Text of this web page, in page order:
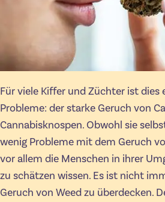
Für viele Kiffer und Züchter ist dies
Probleme: der starke Geruch von
Cannabisknospen. Obwohl sie
wenig Probleme mit dem Geruch
vor allem die Menschen in ihrer
zu schätzen wissen. Es ist nicht
Geruch von Weed zu überdecken.